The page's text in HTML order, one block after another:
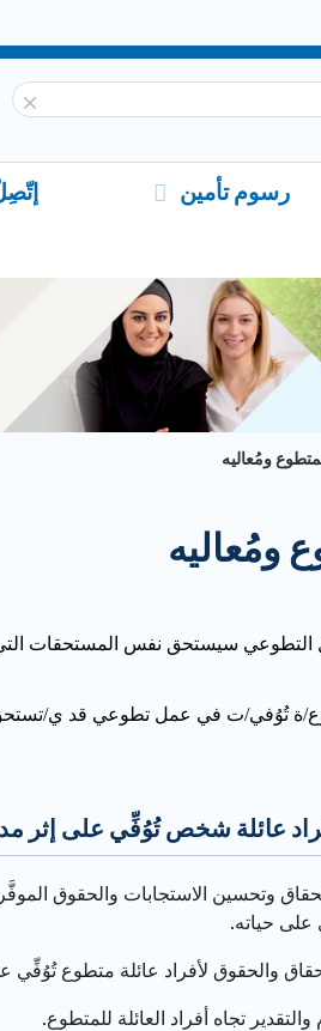
رسوم تأمين
ومُعاليه
ومُعاليه
التطوعي سيستحق نفس المستحقات
ة تُوُفي/ت في عمل تطوعي قد ي/
عائلة شخص تُوُفِّي على إثر
وتحسين الاستجابات والحقوق
حياته.
والحقوق لأفراد عائلة متطوع
تجاه أفراد العائلة للمتطوع.